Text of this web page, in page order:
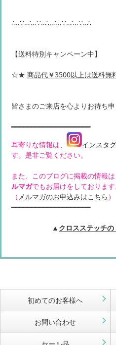
∴‥∵‥∴‥∵‥∴‥∴‥∵‥∴‥∵‥∴
【送料特別キャンペーン中】
☆★ 商品代￥3500以上は送料無
皆さまのご来店を心よりお待ち
━━━━━━━━━━━━━━━━━━━━
耳寄りな情報は、
インスタ
す。是非ご覧ください。
また、このブログに掲載の情報は
ルマガでもお届けをしております
（ メルマガのお申込みはこちら ）
━━━━━━━━━━━━━━━━━━━━
▲ クロスステッチ
初めてのお客様へ
お問い合わせ